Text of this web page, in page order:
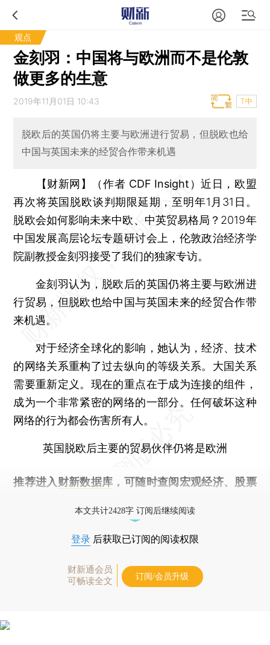
观点
金刻羽：中国将与欧洲而不是伦敦
做更多的生意
2019年11月01日 10:43 T中
脱欧后的英国仍将主要与欧洲进行贸易，但脱欧也给
中国与英国未来的经贸合作带来机遇
【财新网】（作者 CDF Insight）近日，欧盟
再次将英国脱欧谈判期限延期，至明年1月31日。
脱欧会如何影响未来中欧、中英贸易格局？2019年
中国发展高层论坛专题研讨会上，伦敦政治经济学
院副教授金刻羽接受了我们的独家专访。
金刻羽认为，脱欧后的英国仍将主要与欧洲进
行贸易，但脱欧也给中国与英国未来的经贸合作带
来机遇。
对于经济全球化的影响，她认为，经济、技术
的网络关系重构了过去纵向的等级关系。大国关系
需要重新定义。现在的重点在于成为连接的组件，
成为一个非常紧密的网络的一部分。任何破坏这种
网络的行为都会伤害所有人。
英国脱欧后主要的贸易伙伴仍将是欧洲
推荐进入 财新数据库 ，可随时查阅宏观经济、股票
本文共计2428字 订阅后继续阅读
登录 后获取已订阅的阅读权限
财新通会员
可畅读全文
订阅/会员升级